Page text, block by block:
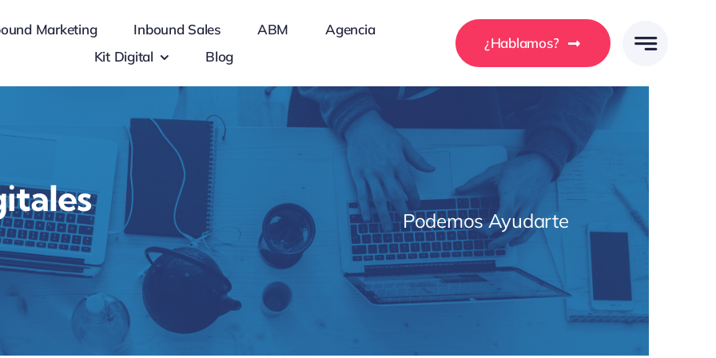
Marketing Inbound Sales ABM
Agencia
Kit Digital
Blog
¿Hablamos?
Podemos Ayudarte